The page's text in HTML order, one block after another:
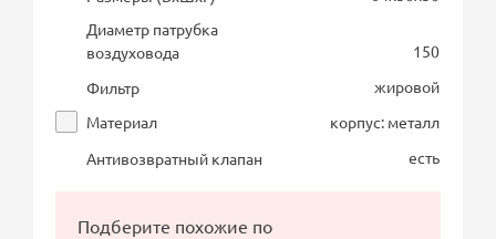
Диаметр патрубка
воздуховода
150
Фильтр
жировой
Материал
корпус: металл
Антивозвратный клапан
есть
Подберите похожие по